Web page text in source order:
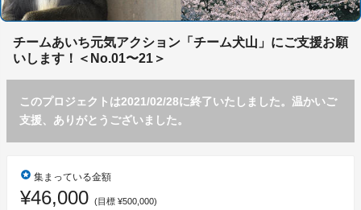
チームあいち元気アクション「チーム犬山」にご支援お願
いします！＜No.01〜21＞
このプロジェクトは2021/02/28に終了いたしました。温かいご
支援、ありがとうございました。
stars 集まっている金額
¥46,000 (目標 ¥500,000)